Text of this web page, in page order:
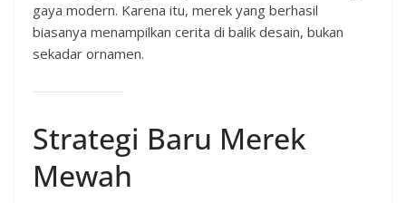
gaya modern. Karena itu, merek yang berhasil
biasanya menampilkan cerita di balik desain, bukan
sekadar ornamen.
Strategi Baru Merek
Mewah